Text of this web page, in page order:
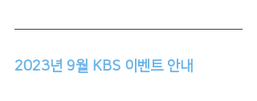
2023년 9월 KBS 이벤트 안내